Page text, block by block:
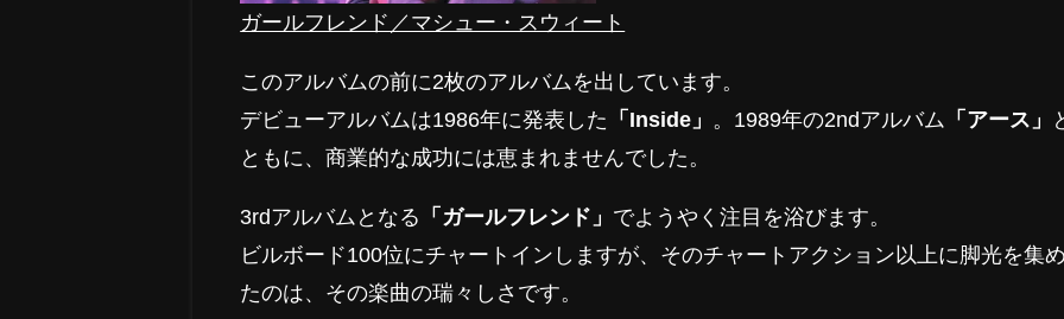
ガールフレンド／マシュー・スウィート
このアルバムの前に2枚のアルバムを出しています。
デビューアルバムは1986年に発表した
「Inside」 。1989年の2ndアルバム 「アース」
ともに、商業的な成功には恵まれませんでした。
3rdアルバムとなる 「ガールフレンド」 でようやく注目を浴びます。
ビルボード100位にチャートインしますが、そのチャートアクション以上に脚光を集
たのは、その楽曲の瑞々しさです。